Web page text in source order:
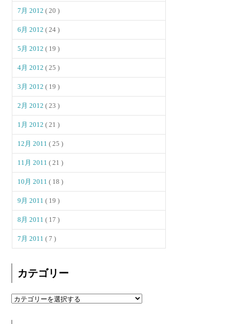
7月 2012( 20 )
6月 2012( 24 )
5月 2012( 19 )
4月 2012( 25 )
3月 2012( 19 )
2月 2012( 23 )
1月 2012( 21 )
12月 2011( 25 )
11月 2011( 21 )
10月 2011( 18 )
9月 2011( 19 )
8月 2011( 17 )
7月 2011( 7 )
カテゴリー